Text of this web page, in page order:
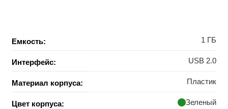
Емкость: 1 ГБ
Интерфейс: USB 2.0
Материал корпуса: Пластик
Цвет корпуса: Зеленый